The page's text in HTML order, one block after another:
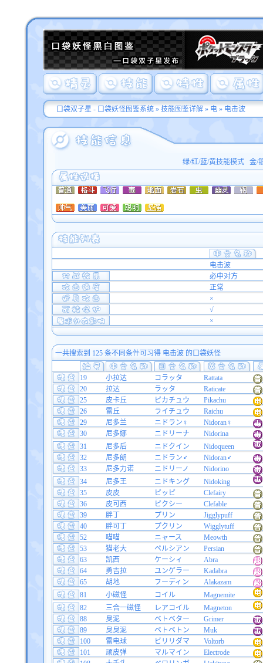
口袋双子星 - 口袋妖怪图鉴系统» 技能图鉴详解» 电» 电击波
绿/红/蓝/黄技能模式 金/
电击波
必中对方
正常
×
√
×
一共搜索到 125 条不同条件可习得 电击波 的口袋妖怪
19 小拉达 コラッタ
Rattata
20
拉达 ラッタ
Raticate
25
皮卡丘 ピカチュウ
Pikachu
26
雷丘 ライチュウ
Raichu
29
尼多兰 ニドラン♀
Nidoran♀
30
尼多娜 ニドリーナ
Nidorina
31
尼多后 ニドクイン
Nidoqueen
32
尼多朗 ニドラン♂
Nidoran♂
33
尼多力诺 ニドリーノ
Nidorino
34
尼多王 ニドキング
Nidoking
35
皮皮 ピッピ
Clefairy
36
皮可西 ピクシー
Clefable
39
胖丁 プリン
Jigglypuff
40
胖可丁 プクリン
Wigglytuff
52
喵喵 ニャース
Meowth
53
猫老大 ペルシアン
Persian
63
凯西 ケーシィ
Abra
64
勇吉拉 ユンゲラー
Kadabra
65
胡地 フーディン
Alakazam
81
小磁怪 コイル
Magnemite
82
三合一磁怪 レアコイル
Magneton
88
臭泥 ベトベター
Grimer
89
臭臭泥 ベトベトン
Muk
100
雷电球 ビリリダマ
Voltorb
101
顽皮弹 マルマイン
Electrode